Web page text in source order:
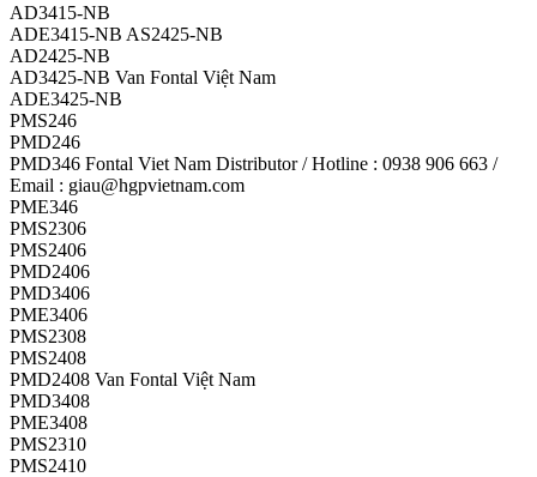
AD3415-NB
ADE3415-NB AS2425-NB
AD2425-NB
AD3425-NB Van Fontal Việt Nam
ADE3425-NB
PMS246
PMD246
PMD346 Fontal Viet Nam Distributor / Hotline : 0938 906 663 /
Email : giau@hgpvietnam.com
PME346
PMS2306
PMS2406
PMD2406
PMD3406
PME3406
PMS2308
PMS2408
PMD2408 Van Fontal Việt Nam
PMD3408
PME3408
PMS2310
PMS2410